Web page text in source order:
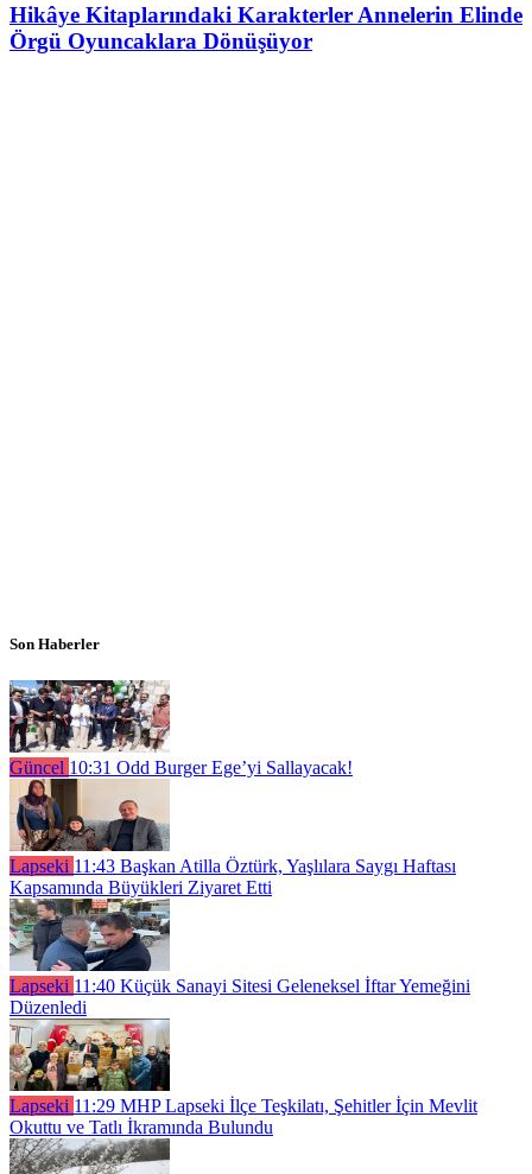
Hikâye Kitaplarındaki Karakterler Annelerin Elinde
Örgü Oyuncaklara Dönüşüyor
Son Haberler
Güncel 10:31 Odd Burger Ege’yi Sallayacak!
Lapseki 11:43 Başkan Atilla Öztürk, Yaşlılara Saygı Haftası
Kapsamında Büyükleri Ziyaret Etti
Lapseki 11:40 Küçük Sanayi Sitesi Geleneksel İftar Yemeğini
Düzenledi
Lapseki 11:29 MHP Lapseki İlçe Teşkilatı, Şehitler İçin Mevlit
Okuttu ve Tatlı İkramında Bulundu